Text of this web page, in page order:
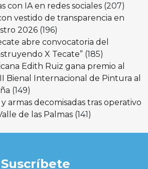
con IA en redes sociales (207)
vestido de transparencia en
2026 (196)
abre convocatoria del
X Tecate” (185)
Edith Ruiz gana premio al
Bienal Internacional de Pintura al
(149)
armas decomisadas tras operativo
de las Palmas (141)
Suscríbete